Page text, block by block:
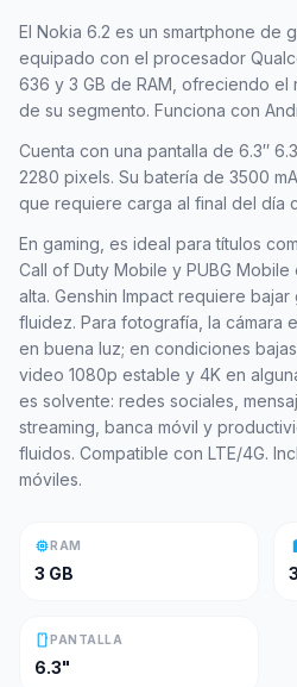
El Nokia 6.2 es un smartphone de
equipado con el procesador
636 y 3 GB de RAM, ofreciendo el
de su segmento. Funciona con
Cuenta con una pantalla de 6.3″
2280 pixels. Su batería de 3500
que requiere carga al final del día
En gaming, es ideal para títulos
Call of Duty Mobile y PUBG
alta. Genshin Impact requiere
fluidez. Para fotografía, la cámara
en buena luz; en condiciones
video 1080p estable y 4K en
es solvente: redes sociales,
streaming, banca móvil y
fluidos. Compatible con LTE/4G.
móviles.
memoryRAM
3 GB
smartphonePANTALLA
6.3"